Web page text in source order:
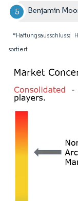
Benjamin
sortiert